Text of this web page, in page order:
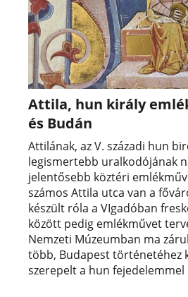
Attila, hun király
és Budán
Attilának, az V. századi hun
legismertebb uralkodójának
jelentősebb köztéri
számos Attila utca van a
készült róla a VIgadóban
között pedig emlékművet
Nemzeti Múzeumban ma
több, Budapest történetéhez
szerepelt a hun fejedelemmel